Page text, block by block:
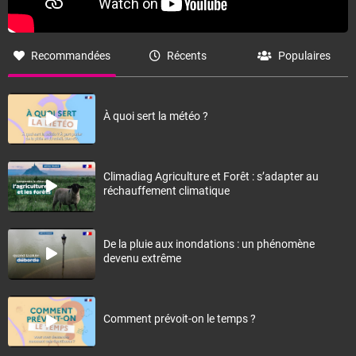
Recommandées Récents Populaires
À quoi sert la météo ?
Climadiag Agriculture et Forêt : s’adapter au
réchauffement climatique
De la pluie aux inondations : un phénomène
devenu extrême
Comment prévoit-on le temps ?